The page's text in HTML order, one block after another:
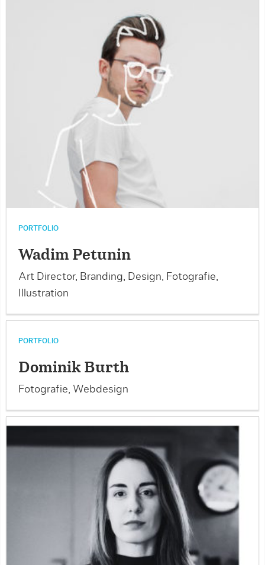
PORTFOLIO
Wadim Petunin
Art Director, Branding, Design, Fotografie,
Illustration
PORTFOLIO
Dominik Burth
Fotografie, Webdesign